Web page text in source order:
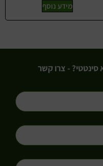
מידע נוסף
- צרו קשר